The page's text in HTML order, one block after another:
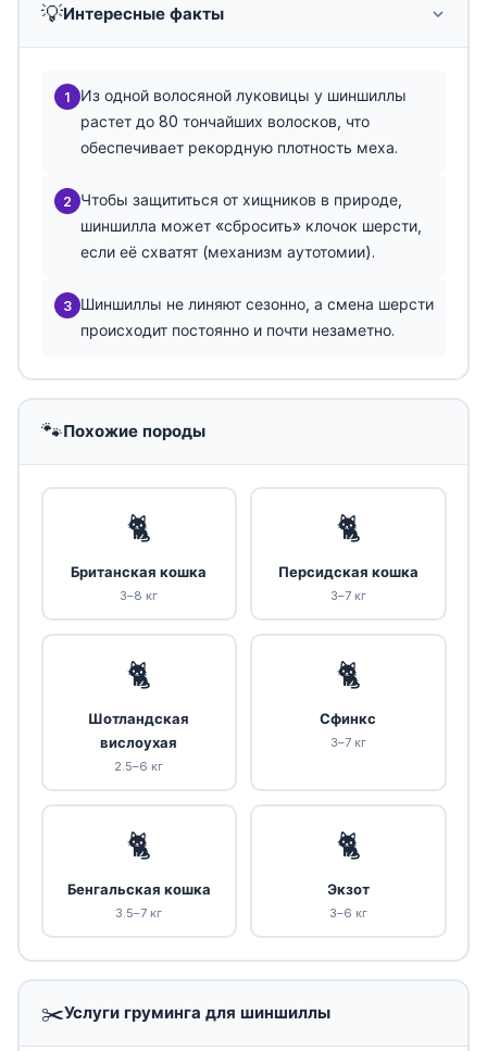
💡Интересные факты
1
Из одной волосяной луковицы у шиншиллы
растет до 80 тончайших волосков, что
обеспечивает рекордную плотность меха.
2 Чтобы защититься от хищников в природе,
шиншилла может «сбросить» клочок шерсти,
если её схватят (механизм аутотомии).
3 Шиншиллы не линяют сезонно, а смена шерсти
происходит постоянно и почти незаметно.
🐾Похожие породы
🐈
Британская кошка
3–8 кг
🐈
Персидская кошка
3–7 кг
🐈
Шотландская
вислоухая
2.5–6 кг
🐈
Сфинкс
3–7 кг
🐈
Бенгальская кошка
3.5–7 кг
🐈
Экзот
3–6 кг
✂️Услуги груминга для шиншиллы